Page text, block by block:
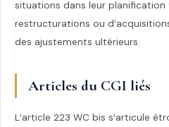
situations dans leur
restructurations ou
des ajustements ultérieurs.
Articles du CGI liés
L’article 223 WC bis s’articule